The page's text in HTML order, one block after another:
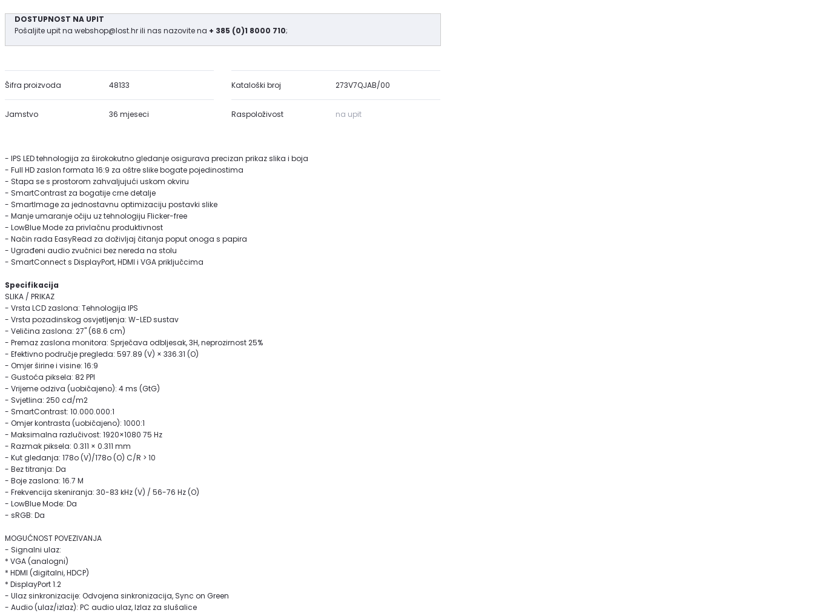
DOSTUPNOST NA UPIT
Pošaljite upit na webshop@lost.hrili nas nazovite na + 385 (0)1 8000 710;
Šifra proizvoda 48133 Kataloški broj 273V7QJAB/00
Jamstvo 36 mjeseci Raspoloživost na upit
- IPS LED tehnologija za širokokutno gledanje osigurava precizan prikaz slika i boja
- Full HD zaslon formata 16:9 za oštre slike bogate pojedinostima
- Stapa se s prostorom zahvaljujući uskom okviru
- SmartContrast za bogatije crne detalje
- SmartImage za jednostavnu optimizaciju postavki slike
- Manje umaranje očiju uz tehnologiju Flicker-free
- LowBlue Mode za privlačnu produktivnost
- Način rada EasyRead za doživljaj čitanja poput onoga s papira
- Ugrađeni audio zvučnici bez nereda na stolu
- SmartConnect s DisplayPort, HDMI i VGA priključcima
Specifikacija
SLIKA / PRIKAZ
- Vrsta LCD zaslona: Tehnologija IPS
- Vrsta pozadinskog osvjetljenja: W-LED sustav
- Veličina zaslona: 27" (68.6 cm)
- Premaz zaslona monitora: Sprječava odbljesak, 3H, neprozirnost 25%
- Efektivno područje pregleda: 597.89 (V) × 336.31 (O)
- Omjer širine i visine: 16:9
- Gustoća piksela: 82 PPI
- Vrijeme odziva (uobičajeno): 4 ms (GtG)
- Svjetlina: 250 cd/m2
- SmartContrast: 10.000.000:1
- Omjer kontrasta (uobičajeno): 1000:1
- Maksimalna razlučivost: 1920×1080 75 Hz
- Razmak piksela: 0.311 × 0.311 mm
- Kut gledanja: 178o (V)/178o (O) C/R > 10
- Bez titranja: Da
- Boje zaslona: 16.7 M
- Frekvencija skeniranja: 30-83 kHz (V) / 56-76 Hz (O)
- LowBlue Mode: Da
- sRGB: Da
MOGUĆNOST POVEZIVANJA
- Signalni ulaz:
* VGA (analogni)
* HDMI (digitalni, HDCP)
* DisplayPort 1.2
- Ulaz sinkronizacije: Odvojena sinkronizacija, Sync on Green
- Audio (ulaz/izlaz): PC audio ulaz, Izlaz za slušalice